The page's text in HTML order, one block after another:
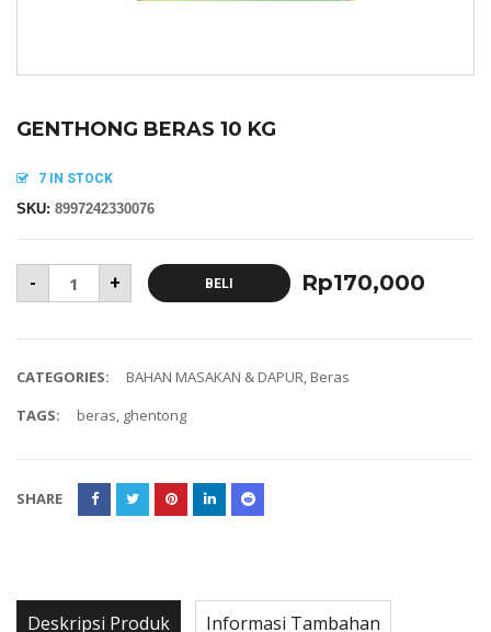
GENTHONG BERAS 10 KG
7 IN STOCK
SKU: 8997242330076
Rp170,000
- + BELI
CATEGORIES: BAHAN MASAKAN & DAPUR, Beras
TAGS:
beras, ghentong
SHARE
Deskripsi Produk Informasi Tambahan